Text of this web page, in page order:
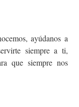
ayúdanos a
siempre a ti,
que siempre nos